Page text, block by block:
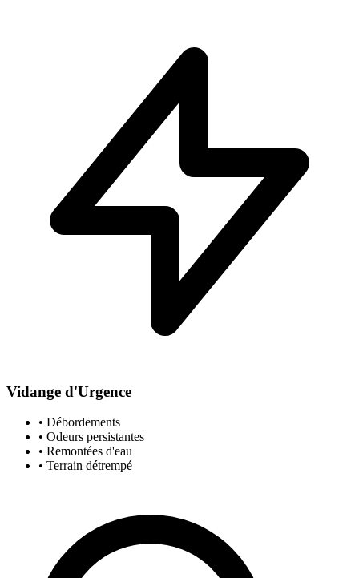
Vidange d'Urgence
• Débordements
• Odeurs persistantes
• Remontées d'eau
• Terrain détrempé